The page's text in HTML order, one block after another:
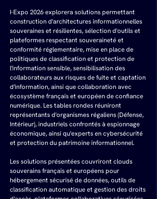
I-Expo 2026 explorera solutions permettant
construction d'architectures informationnelles
souveraines et résilientes, sélection d'outils et
plateformes respectant souveraineté et
conformité réglementaire, mise en place de
politiques de classification et protection de
l'information sensible, sensibilisation des
collaborateurs aux risques de fuite et captation
d'information, ainsi que collaboration avec
écosystème français et européen de confiance
numérique. Les tables rondes réuniront
représentants d'organismes régaliens (Défense,
Intérieur), industriels confrontés à espionnage
économique, ainsi qu'experts en cybersécurité
et protection du patrimoine informationnel.
Les solutions présentées couvriront clouds
souverains français et européens pour
hébergement sécurisé de données, outils de
classification automatique et gestion des droits